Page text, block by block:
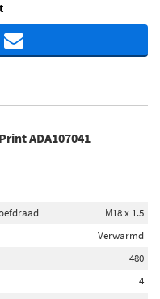
ADA107041
M18 x 1.5
Verwarmd
480
4